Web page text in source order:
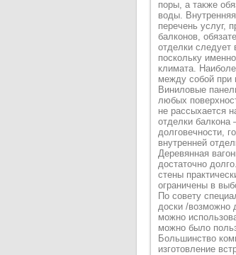
поры, а также
воды.
перечень услуг,
балконов,
отделки следует
поскольку
климата.
между собой при
Виниловые
любых
не рассыхается
отделки балкона
долговечности,
внутренней
Деревянная
достаточно
стены
ограничены в
По совету
доски /возможно
можно
можно было
Большинство
изготовление